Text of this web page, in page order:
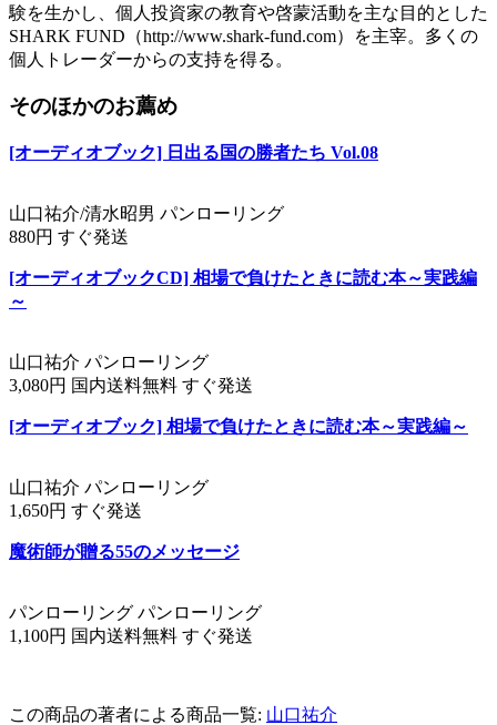
験を生かし、個人投資家の教育や啓蒙活動を主な目的とした
SHARK FUND（http://www.shark-fund.com）を主宰。多くの
個人トレーダーからの支持を得る。
そのほかのお薦め
[オーディオブック] 日出る国の勝者たち Vol.08
山口祐介/清水昭男 パンローリング
880円 すぐ発送
[オーディオブックCD] 相場で負けたときに読む本～実践編
～
山口祐介 パンローリング
3,080円 国内送料無料 すぐ発送
[オーディオブック] 相場で負けたときに読む本～実践編～
山口祐介 パンローリング
1,650円 すぐ発送
魔術師が贈る55のメッセージ
パンローリング パンローリング
1,100円 国内送料無料 すぐ発送
この商品の著者による商品一覧: 山口祐介